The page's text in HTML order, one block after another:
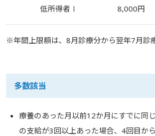
低所得者Ⅰ 8,000円
※年間上限額は、8月診療分から翌年7月診
多数該当
療養のあった月以前12か月にすでに同
の支給が3回以上あった場合、4回目か